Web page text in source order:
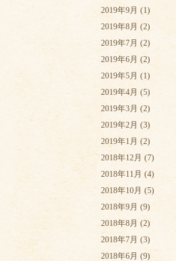
2019年9月 (1)
2019年8月 (2)
2019年7月 (2)
2019年6月 (2)
2019年5月 (1)
2019年4月 (5)
2019年3月(2)
2019年2月 (3)
2019年1月 (2)
2018年12月 (7)
2018年11月 (4)
2018年10月 (5)
2018年9月 (9)
2018年8月 (2)
2018年7月 (3)
2018年6月 (9)